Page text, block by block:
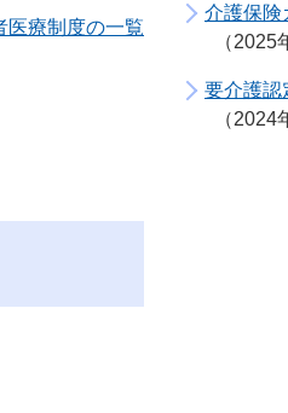
医療制度の一覧
介護保険
2025
要介護認
2024